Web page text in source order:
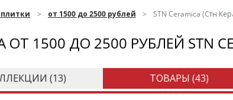
от 1500 до 2500 рублей STN Ceramica (Стн
1500 ДО 2500 РУБЛЕЙ STN
(13) ТОВАРЫ (43)